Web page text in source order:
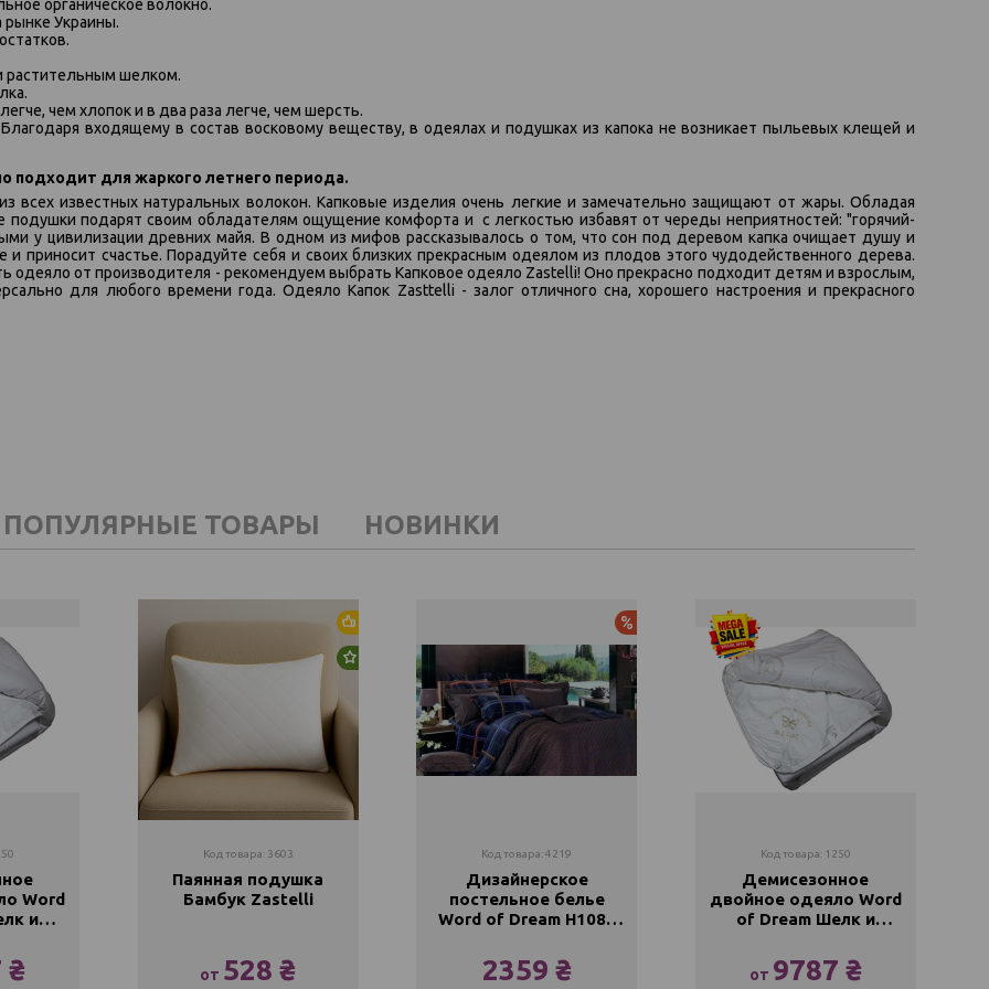
органическое волокно.
рынке Украины.
растительным шелком.
чем хлопок и в два раза легче, чем шерсть.
входящему в состав восковому веществу, в одеялах и подушках из капока не возникает пыльевых клещей и
подходит для жаркого летнего периода.
всех известных натуральных волокон. Капковые изделия очень легкие и замечательно защищают от жары. Обладая
подушки подарят своим обладателям ощущение комфорта и с легкостью избавят от череды неприятностей: "горячий-
у цивилизации древних майя. В одном из мифов рассказывалось о том, что сон под деревом капка очищает душу и
приносит счастье. Порадуйте себя и своих близких прекрасным одеялом из плодов этого чудодейственного дерева.
одеяло от производителя - рекомендуем выбрать Капковое одеяло Zastelli! Оно прекрасно подходит детям и взрослым,
для любого времени года. Одеяло Капок Zasttelli - залог отличного сна, хорошего настроения и прекрасного
ПОПУЛЯРНЫЕ ТОВАРЫ НОВИНКИ
Word
и
₴
Код товара: 3603
Паянная подушка
Бамбук Zastelli
от 528 ₴
Код товара: 4219
Дизайнерское
постельное белье
Word of Dream Н1085
2359 ₴
Код товара: 1250
Демисезонное
двойное одеяло Word
of Dream Шелк и
от 9787 ₴